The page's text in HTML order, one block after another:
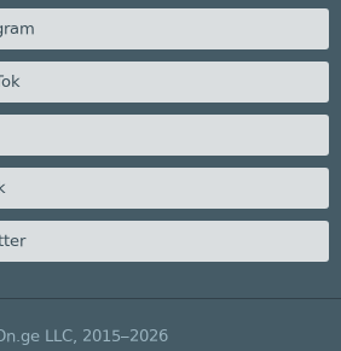
LLC, 2015–2026